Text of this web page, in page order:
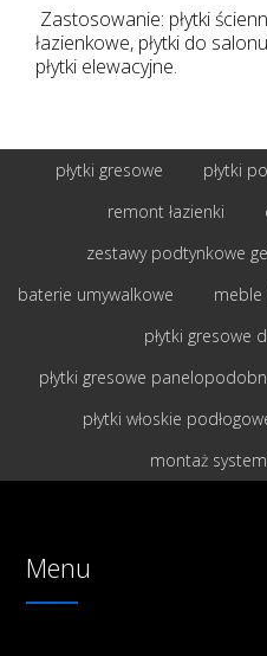
Zastosowanie: płytki
łazienkowe, płytki do
płytki elewacyjne.
płytki gresowe płytki
remont łazienki
zestawy podtynkowe
baterie umywalkowe
meble
płytki gresowe
płytki gresowe
płytki włoskie
montaż
Menu